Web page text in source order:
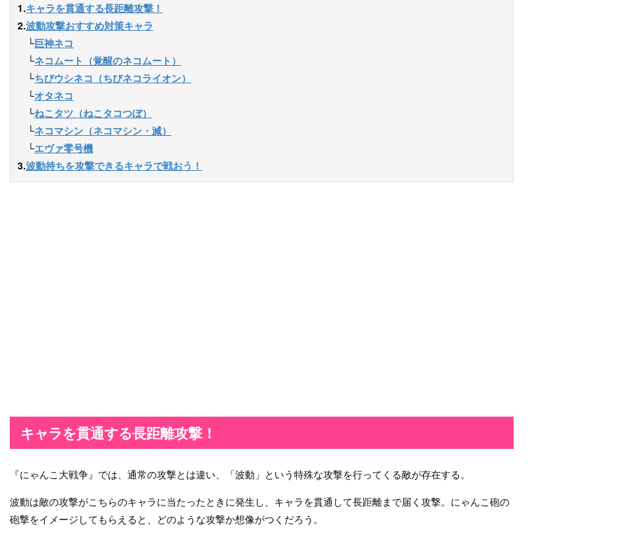
1.キャラを貫通する長距離攻撃！
2.波動攻撃おすすめ対策キャラ
└巨神ネコ
└ネコムート（覚醒のネコムート）
└ちびウシネコ（ちびネコライオン）
└オタネコ
└ねこタツ（ねこタコつぼ）
└ネコマシン（ネコマシン・滅）
└エヴァ零号機
3.波動持ちを攻撃できるキャラで戦おう！
キャラを貫通する長距離攻撃！
『にゃんこ大戦争』では、通常の攻撃とは違い、「波動」という特殊な攻撃を行ってくる敵が存在する。
波動は敵の攻撃がこちらのキャラに当たったときに発生し、キャラを貫通して長距離まで届く攻撃。にゃんこ砲の
砲撃をイメージしてもらえると、どのような攻撃か想像がつくだろう。